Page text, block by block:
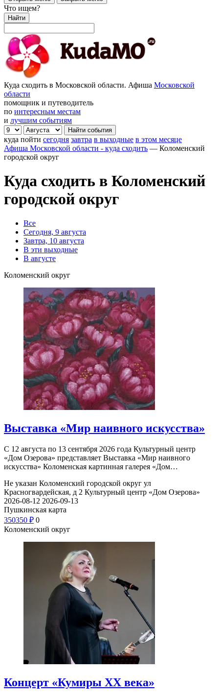
Что ищем?
Найти
Куда сходить в Московской области. Афиша Московской
области
помощник и путеводитель
по интересным местам
и лучшим событиям
куда пойти сегодня завтра в выходные в этом месяце
Афиша Московской области - куда сходить — Коломенский
городской округ
Куда сходить в Коломенский
городской округ
Все
Сегодня, 9 августа
Завтра, 10 августа
В эти выходные
В августе
Коломенский округ
Выставка «Мир наивного искусства»
С 12 августа по 13 сентября 2026 года Культурный центр
«Дом Озерова» представляет Выставка «Мир наивного
искусства» Коломенская картинная галерея «Дом…
Не указан Коломенский городской округ ул
Красногвардейская, д 2 Культурный центр «Дом Озерова»
2026-08-12 2026-09-13
Пушкинская карта
350350 ₽ 0
Коломенский округ
Концерт «Кумиры XX века»